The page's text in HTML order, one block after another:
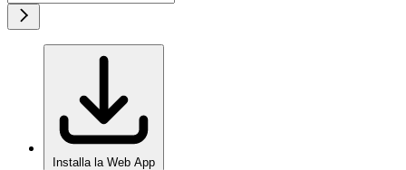
Installa la Web App